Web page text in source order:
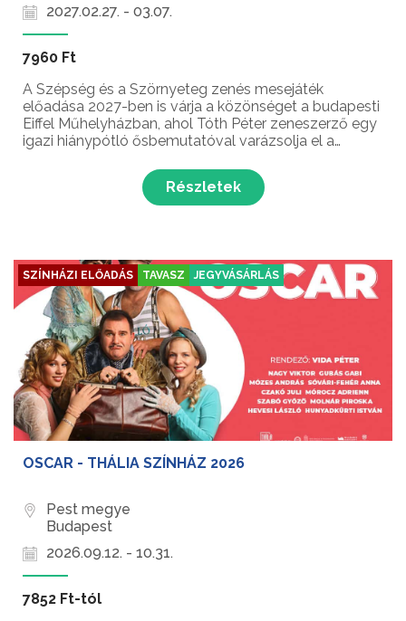
2027.02.27. - 03.07.
7960 Ft
A Szépség és a Szörnyeteg zenés mesejáték
előadása 2027-ben is várja a közönséget a budapesti
Eiffel Műhelyházban, ahol Tóth Péter zeneszerző egy
igazi hiánypótló ősbemutatóval varázsolja el a
Részletek
SZÍNHÁZI ELŐADÁS TAVASZ JEGYVÁSÁRLÁS
OSCAR - THÁLIA SZÍNHÁZ 2026
Pest megye
Budapest
2026.09.12. - 10.31.
7852 Ft-tól